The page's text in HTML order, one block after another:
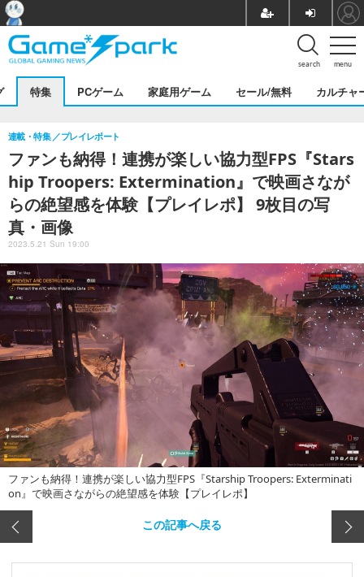
menu
search
特集 PCゲーム 家庭用ゲーム セール/無料 カルチャ
ファンも納得！連携が楽しい協力型FPS『Stars
hip Troopers: Extermination』で映画さなが
らの絶望感を体験【プレイレポ】 9枚目の写
真・画像
連載・特集 プレイレポート
2023.5.21 Sun 19:00
ファンも納得！連携が楽しい協力型FPS『Starship Troopers: Exterminati
on』で映画さながらの絶望感を体験【プレイレポ】
この記事へ戻る